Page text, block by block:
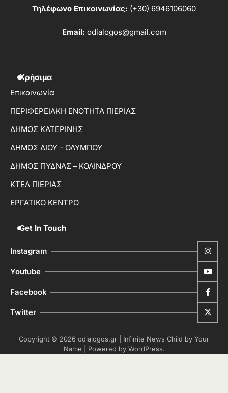
Τηλέφωνο Επικοινωνίας: (+30) 6946106060
Email: odialogos@gmail.com
Χρήσιμα
Επικοινωνία
ΠΕΡΙΦΕΡΕΙΑΚΗ ΕΝΟΤΗΤΑ ΠΙΕΡΙΑΣ
ΔΗΜΟΣ ΚΑΤΕΡΙΝΗΣ
ΔΗΜΟΣ ΔΙΟΥ – ΟΛΥΜΠΟΥ
ΔΗΜΟΣ ΠΥΔΝΑΣ – ΚΟΛΙΝΔΡΟΥ
ΚΤΕΛ ΠΙΕΡΙΑΣ
ΕΡΓΑΤΙΚΟ ΚΕΝΤΡΟ
Get In Touch
Instagram
Youtube
Facebook
Twitter
Copyright © 2026 odialogos.gr | Infinite News Child by Your
Name | Powered by WordPress.